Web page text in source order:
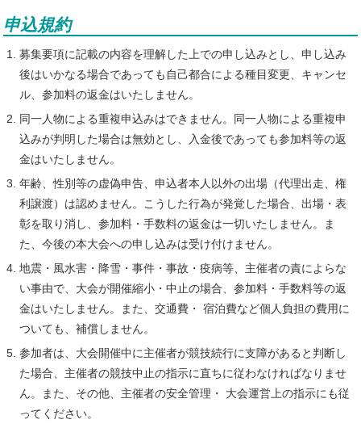
申込規約
募集要項に記載の内容を理解した上での申し込みとし、申し込み
後はいかなる場合であっても自己都合による種目変更、キャンセ
ル、参加料の返金はいたしません。
同一人物による重複申込みはできません。同一人物による重複申
込みが判明した場合は無効とし、入金後であっても参加料等の返
金はいたしません。
年齢、性別等の虚偽申告、申込者本人以外の出場（代理出走、権
利譲渡）は認めません。こうした行為が発覚した場合、出場・表
彰を取り消し、参加料・手数料の返金は一切いたしません。ま
た、今後の本大会への申し込みは受け付けません。
地震・風水害・降雪・事件・事故・疫病等、主催者の責によらな
い事由で、大会が開催縮小・中止の場合、参加料・手数料等の返
金はいたしません。また、交通費・ 宿泊費など個人負担の費用に
ついても、補償しません。
参加者は、大会開催中に主催者が競技続行に支障があると判断し
た場合、主催者の競技中止の指示に直ちに従わなければなりませ
ん。また、その他、主催者の安全管理・ 大会運営上の指示にも従
ってください。